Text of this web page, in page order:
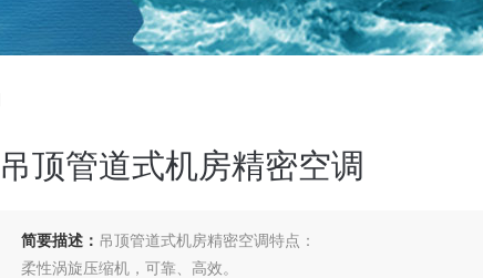
吊顶管道式机房精密空调
简要描述： 吊顶管道式机房精密空调特点：
柔性涡旋压缩机，可靠、高效。